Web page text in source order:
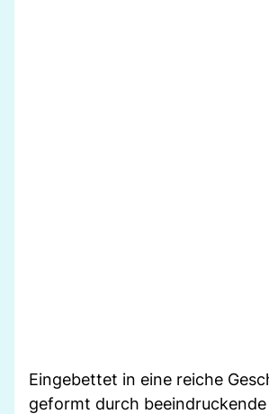
Eingebettet in eine reiche
geformt durch